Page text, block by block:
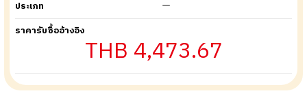
ประเภท
ー
ราคารับซื้ออ้างอิง
THB 4,473.67